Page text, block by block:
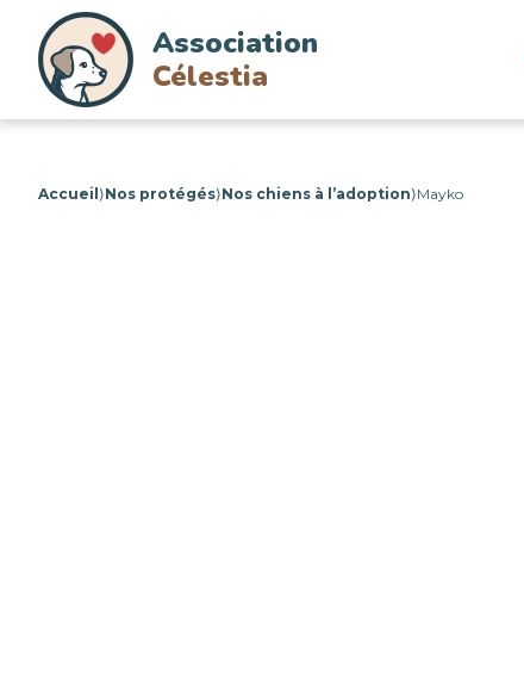
Association
Célestia
Accueil ⟩Nos protégés⟩Nos chiens à l’adoption⟩Mayko